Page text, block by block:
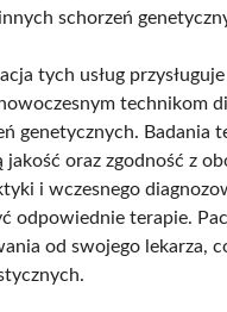
innych schorzeń
tych usług
technikom
genetycznych. Badania
jakość oraz zgodność z
i wczesnego
odpowiednie terapie.
od swojego lekarza,